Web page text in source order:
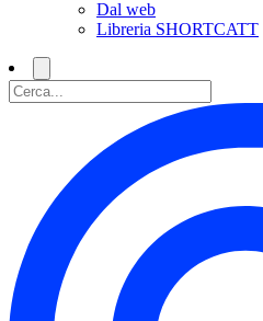
Dal web
Libreria SHORTCATT